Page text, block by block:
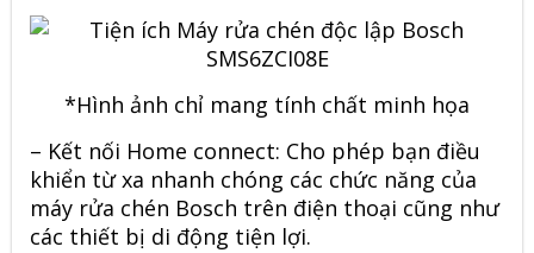
*Hình ảnh chỉ mang tính chất minh họa
– Kết nối Home connect: Cho phép bạn điều
khiển từ xa nhanh chóng các chức năng của
máy rửa chén Bosch trên điện thoại cũng như
các thiết bị di động tiện lợi.